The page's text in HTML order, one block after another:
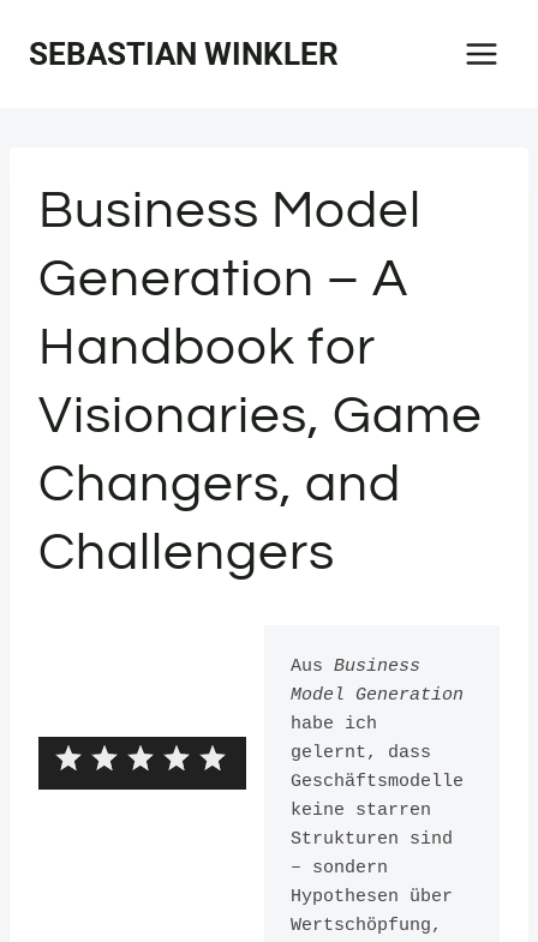
InhaltSEBASTIAN WINKLER
Business Model
Generation – A
Handbook for
Visionaries, Game
Changers, and
Challengers
Aus Business
Model Generation
habe ich
gelernt, dass
Geschäftsmodelle
keine starren
Strukturen sind
– sondern
Hypothesen über
Wertschöpfung,